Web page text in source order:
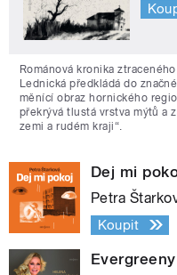
Románová kronika
Lednická předkládá do
měnící obraz hornického
překrývá tlustá vrstva mýtů a
zemi a rudém kraji“.
Dej mi
Petra
Koupit
Evergreeny